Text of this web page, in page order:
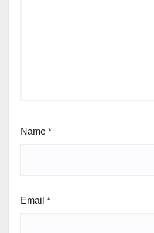
Name *
Email *